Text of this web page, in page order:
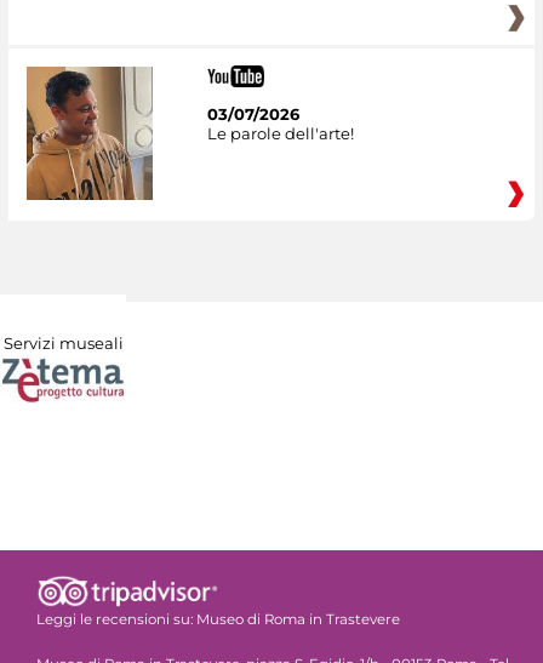
03/07/2026
Le parole dell'arte!
Servizi museali
Leggi le recensioni su: Museo di Roma in Trastevere